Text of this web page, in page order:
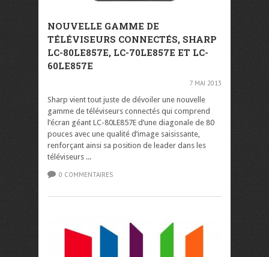
NOUVELLE GAMME DE
TÉLÉVISEURS CONNECTÉS, SHARP
LC-80LE857E, LC-70LE857E ET LC-
60LE857E
7 MAI 2013
Sharp vient tout juste de dévoiler une nouvelle
gamme de téléviseurs connectés qui comprend
l’écran géant LC-80LE857E d’une diagonale de 80
pouces avec une qualité d’image saisissante,
renforçant ainsi sa position de leader dans les
téléviseurs ...
0 COMMENTAIRES